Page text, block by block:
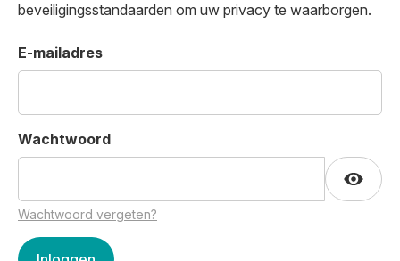
beveiligingsstandaarden om uw privacy te waarborgen.
E-mailadres
Wachtwoord
Wachtwoord vergeten?